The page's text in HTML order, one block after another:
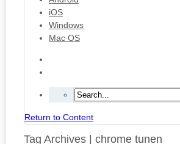
iOS
Windows
Mac OS
Return to Content
Tag Archives | chrome tunen